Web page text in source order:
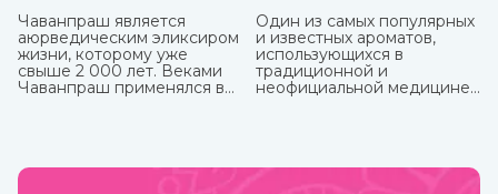
Чаванпраш является
аюрведическим эликсиром
жизни, которому уже
свыше 2 000 лет. Веками
Чаванпраш применялся в
систему организма.
Один из самых популярных
и известных ароматов,
использующихся в
традиционной и
неофициальной медицине,
Антибактериальный и